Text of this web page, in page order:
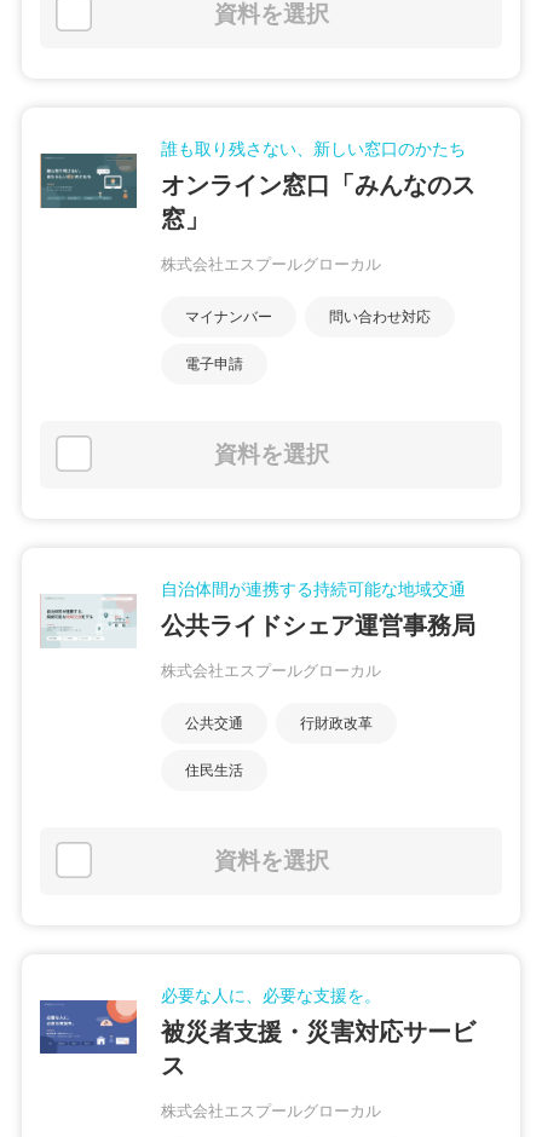
資料を選択
誰も取り残さない、新しい窓口のかたち
オンライン窓口「みんなのス
窓」
株式会社エスプールグローカル
マイナンバー 問い合わせ対応
電子申請
資料を選択
自治体間が連携する持続可能な地域交通
公共ライドシェア運営事務局
株式会社エスプールグローカル
公共交通 行財政改革
住民生活
資料を選択
必要な人に、必要な支援を。
被災者支援・災害対応サービ
ス
株式会社エスプールグローカル